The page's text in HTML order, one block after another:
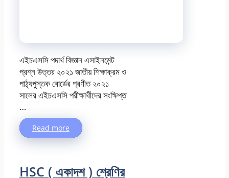
এইচএসসি পদার্থ বিজ্ঞান এসাইনমেন্ট
প্রশ্ন উত্তর ২০২১ জাতীয় শিক্ষাক্রম ও
পাঠ্যপুস্তক বোর্ডের প্রণীত ২০২১
সালের এইচএসসি পরীক্ষার্থীদের সংক্ষিপ্ত
…
Read more
HSC ( একাদশ ) শ্রেণির